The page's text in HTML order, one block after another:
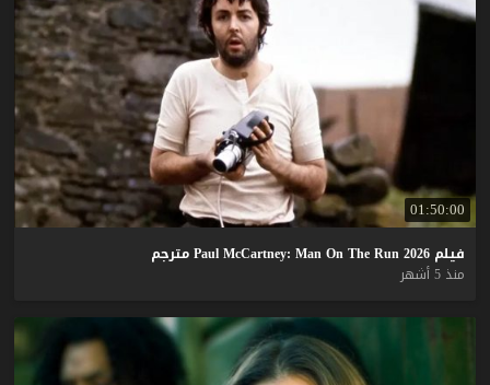
01:50:00
فيلم Paul McCartney: Man On The Run 2026
مترجم
منذ 5 أشهر